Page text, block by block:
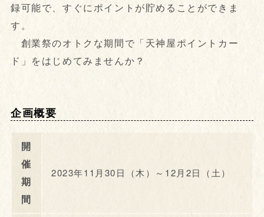
録可能で、すぐにポイントが貯めることができま
す。
創業祭のオトクな期間で「天神屋ポイントカー
ド」をはじめてみませんか？
企画概要
開
催
期
間
2023年11月30日（木）～12月2日（土）